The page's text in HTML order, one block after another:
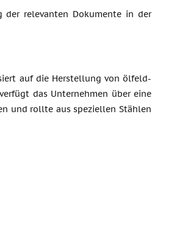
der relevanten Dokumente in der
auf die Herstellung von ölfeld-
das Unternehmen über eine
und rollte aus speziellen Stählen